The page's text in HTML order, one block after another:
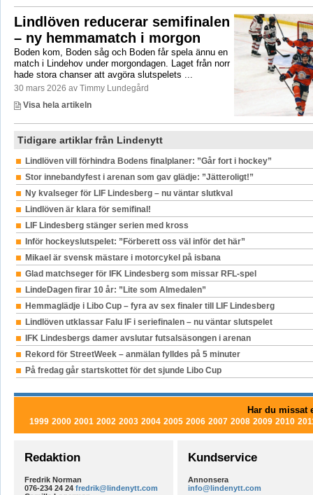
Lindlöven reducerar semifinalen
– ny hemmamatch i morgon
Boden kom, Boden såg och Boden får spela ännu en
match i Lindehov under morgondagen. Laget från norr
hade stora chanser att avgöra slutspelets ...
30 mars 2026 av Timmy Lundegård
Visa hela artikeln
Tidigare artiklar från Lindenytt
Lindlöven vill förhindra Bodens finalplaner: ”Går fort i hockey”
Stor innebandyfest i arenan som gav glädje: ”Jätteroligt!”
Ny kvalseger för LIF Lindesberg – nu väntar slutkval
Lindlöven är klara för semifinal!
LIF Lindesberg stänger serien med kross
Inför hockeyslutspelet: ”Förberett oss väl inför det här”
Mikael är svensk mästare i motorcykel på isbana
Glad matchseger för IFK Lindesberg som missar RFL-spel
LindeDagen firar 10 år: ”Lite som Almedalen”
Hemmaglädje i Libo Cup – fyra av sex finaler till LIF Lindesberg
Lindlöven utklassar Falu IF i seriefinalen – nu väntar slutspelet
IFK Lindesbergs damer avslutar futsalsäsongen i arenan
Rekord för StreetWeek – anmälan fylldes på 5 minuter
På fredag går startskottet för det sjunde Libo Cup
Har du missat
1999 2000 2001 2002 2003 2004 2005 2006 2007 2008 2009 2010
Redaktion
Fredrik Norman
076-234 24 24 fredrik@lindenytt.com
Kundservice
Annonsera
info@lindenytt.com